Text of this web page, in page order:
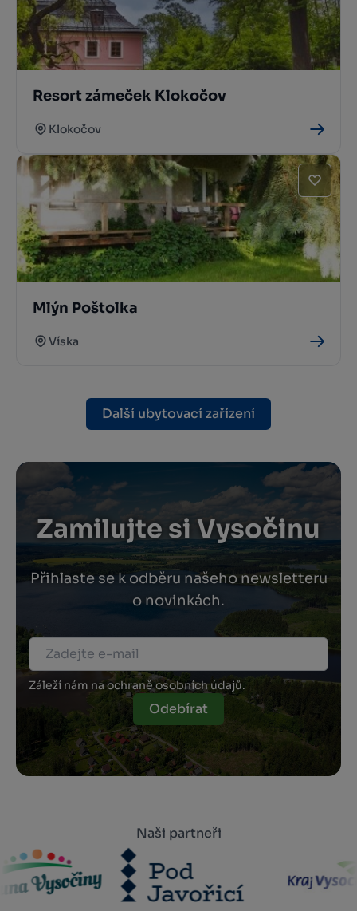
Resort zámeček Klokočov
Klokočov
Mlýn Poštolka
Víska
Další ubytovací zařízení
Zamilujte si Vysočinu
Přihlaste se k odběru našeho newsletteru
o novinkách.
Záleží nám na ochraně osobních údajů.
Odebírat
Naši partneři